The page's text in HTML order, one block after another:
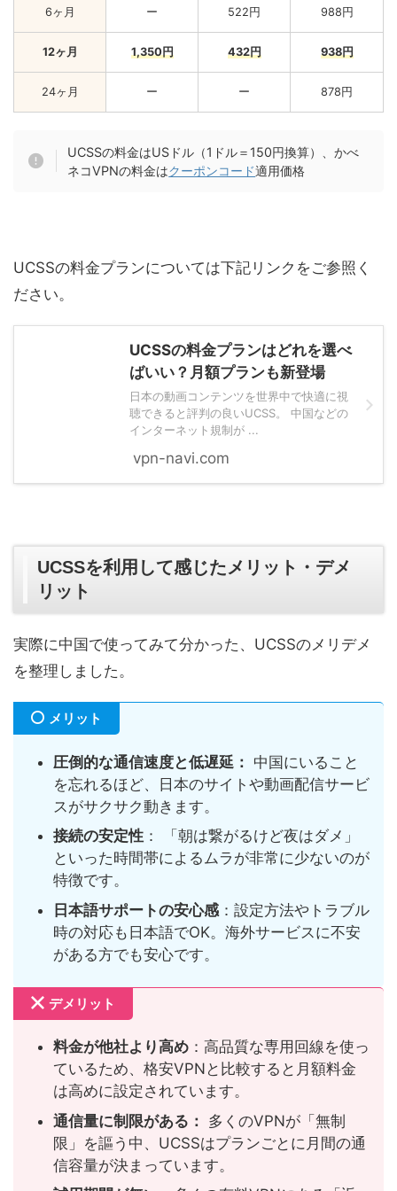
6ヶ月 ー 522円 988円
12ヶ月 1,350円 432円 938円
24ヶ月 ー ー 878円
UCSSの料金はUSドル（1ドル＝150円換算）、かべ
ネコVPNの料金はクーポンコード適用価格
UCSSの料金プランについては下記リンクをご参照く
ださい。
UCSSの料金プランはどれを選べ
ばいい？月額プランも新登場
日本の動画コンテンツを世界中で快適に視
聴できると評判の良いUCSS。 中国などの
インターネット規制が ...
vpn-navi.com
UCSSを利用して感じたメリット・デメ
リット
実際に中国で使ってみて分かった、UCSSのメリデメ
を整理しました。
メリット
圧倒的な通信速度と低遅延： 中国にいること
を忘れるほど、日本のサイトや動画配信サービ
スがサクサク動きます。
接続の安定性 ： 「朝は繋がるけど夜はダメ」
といった時間帯によるムラが非常に少ないのが
特徴です。
日本語サポートの安心感 ：設定方法やトラブル
時の対応も日本語でOK。海外サービスに不安
がある方でも安心です。
デメリット
料金が他社より高め ：高品質な専用回線を使っ
ているため、格安VPNと比較すると月額料金
は高めに設定されています。
通信量に制限がある： 多くのVPNが「無制
限」を謳う中、UCSSはプランごとに月間の通
信容量が決まっています。